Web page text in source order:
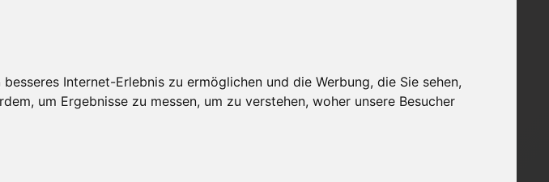
Internet-Erlebnis zu ermöglichen und die Werbung, die Sie sehen,
um Ergebnisse zu messen, um zu verstehen, woher unsere Besucher
Studiengänge / Lehrgänge Hilfe / FAQ